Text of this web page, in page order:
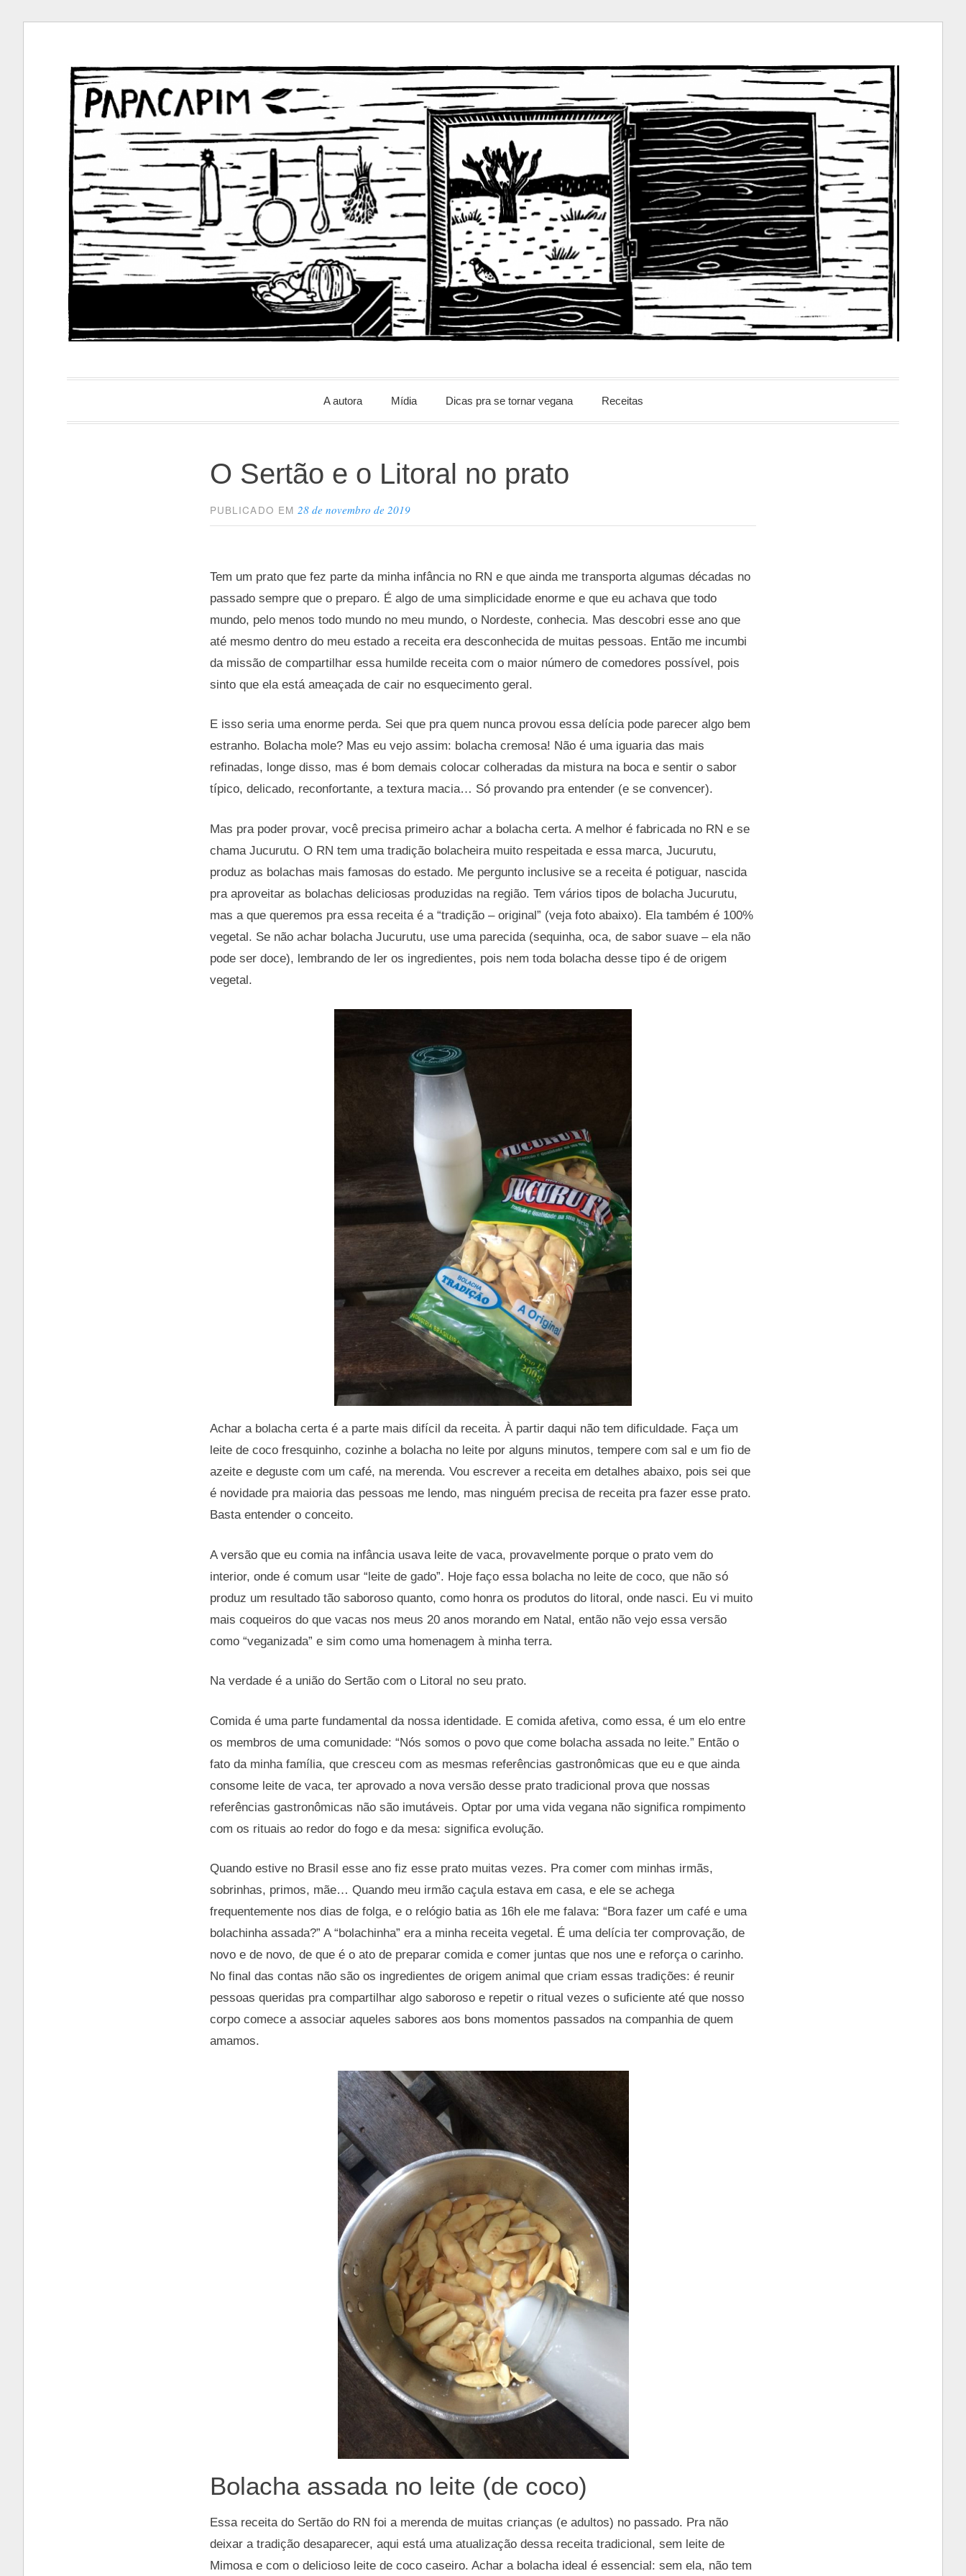
conteúdo
PapacapimA autora Mídia Dicas pra se tornar vegana Receitas
O Sertão e o Litoral no prato
PUBLICADO EM28 de novembro de 2019
Tem um prato que fez parte da minha infância no RN e que ainda me transporta algumas décadas no
passado sempre que o preparo. É algo de uma simplicidade enorme e que eu achava que todo
mundo, pelo menos todo mundo no meu mundo, o Nordeste, conhecia. Mas descobri esse ano que
até mesmo dentro do meu estado a receita era desconhecida de muitas pessoas. Então me incumbi
da missão de compartilhar essa humilde receita com o maior número de comedores possível, pois
sinto que ela está ameaçada de cair no esquecimento geral.
E isso seria uma enorme perda. Sei que pra quem nunca provou essa delícia pode parecer algo bem
estranho. Bolacha mole? Mas eu vejo assim: bolacha cremosa! Não é uma iguaria das mais
refinadas, longe disso, mas é bom demais colocar colheradas da mistura na boca e sentir o sabor
típico, delicado, reconfortante, a textura macia… Só provando pra entender (e se convencer).
Mas pra poder provar, você precisa primeiro achar a bolacha certa. A melhor é fabricada no RN e se
chama Jucurutu. O RN tem uma tradição bolacheira muito respeitada e essa marca, Jucurutu,
produz as bolachas mais famosas do estado. Me pergunto inclusive se a receita é potiguar, nascida
pra aproveitar as bolachas deliciosas produzidas na região. Tem vários tipos de bolacha Jucurutu,
mas a que queremos pra essa receita é a “tradição – original” (veja foto abaixo). Ela também é 100%
vegetal. Se não achar bolacha Jucurutu, use uma parecida (sequinha, oca, de sabor suave – ela não
pode ser doce), lembrando de ler os ingredientes, pois nem toda bolacha desse tipo é de origem
vegetal.
Achar a bolacha certa é a parte mais difícil da receita. À partir daqui não tem dificuldade. Faça um
leite de coco fresquinho, cozinhe a bolacha no leite por alguns minutos, tempere com sal e um fio de
azeite e deguste com um café, na merenda. Vou escrever a receita em detalhes abaixo, pois sei que
é novidade pra maioria das pessoas me lendo, mas ninguém precisa de receita pra fazer esse prato.
Basta entender o conceito.
A versão que eu comia na infância usava leite de vaca, provavelmente porque o prato vem do
interior, onde é comum usar “leite de gado”. Hoje faço essa bolacha no leite de coco, que não só
produz um resultado tão saboroso quanto, como honra os produtos do litoral, onde nasci. Eu vi muito
mais coqueiros do que vacas nos meus 20 anos morando em Natal, então não vejo essa versão
como “veganizada” e sim como uma homenagem à minha terra.
Na verdade é a união do Sertão com o Litoral no seu prato.
Comida é uma parte fundamental da nossa identidade. E comida afetiva, como essa, é um elo entre
os membros de uma comunidade: “Nós somos o povo que come bolacha assada no leite.” Então o
fato da minha família, que cresceu com as mesmas referências gastronômicas que eu e que ainda
consome leite de vaca, ter aprovado a nova versão desse prato tradicional prova que nossas
referências gastronômicas não são imutáveis. Optar por uma vida vegana não significa rompimento
com os rituais ao redor do fogo e da mesa: significa evolução.
Quando estive no Brasil esse ano fiz esse prato muitas vezes. Pra comer com minhas irmãs,
sobrinhas, primos, mãe… Quando meu irmão caçula estava em casa, e ele se achega
frequentemente nos dias de folga, e o relógio batia as 16h ele me falava: “Bora fazer um café e uma
bolachinha assada?” A “bolachinha” era a minha receita vegetal. É uma delícia ter comprovação, de
novo e de novo, de que é o ato de preparar comida e comer juntas que nos une e reforça o carinho.
No final das contas não são os ingredientes de origem animal que criam essas tradições: é reunir
pessoas queridas pra compartilhar algo saboroso e repetir o ritual vezes o suficiente até que nosso
corpo comece a associar aqueles sabores aos bons momentos passados na companhia de quem
amamos.
Bolacha assada no leite (de coco)
Essa receita do Sertão do RN foi a merenda de muitas crianças (e adultos) no passado. Pra não
deixar a tradição desaparecer, aqui está uma atualização dessa receita tradicional, sem leite de
Mimosa e com o delicioso leite de coco caseiro. Achar a bolacha ideal é essencial: sem ela, não tem